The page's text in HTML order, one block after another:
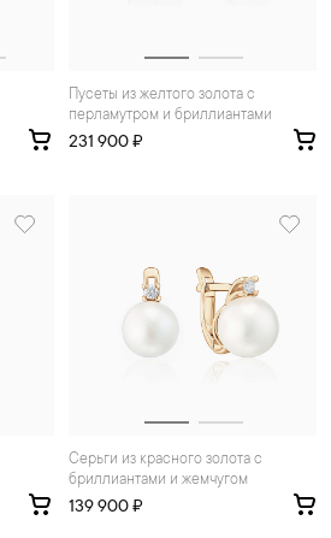
Пусеты из желтого золота с
перламутром и бриллиантами
231 900 ₽
Серьги из красного золота с
бриллиантами и жемчугом
139 900 ₽